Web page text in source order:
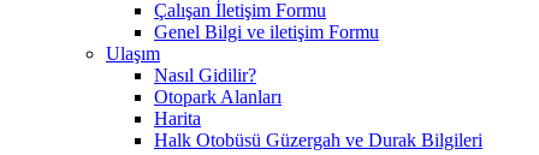
Çalışan İletişim Formu
Genel Bilgi ve iletişim Formu
Ulaşım
Nasıl Gidilir?
Otopark Alanları
Harita
Halk Otobüsü Güzergah ve Durak Bilgileri